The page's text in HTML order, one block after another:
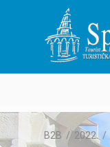
B2B / 2022./